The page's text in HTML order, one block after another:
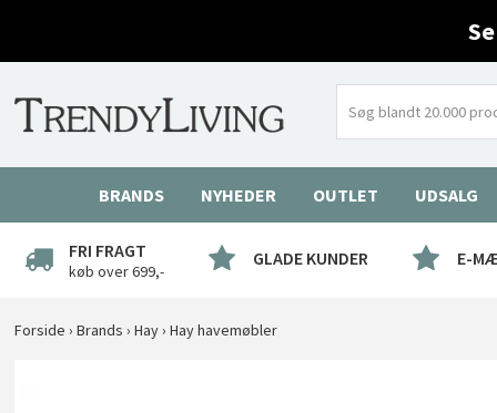
BRANDS NYHEDER OUTLET UDSALG
FRI FRAGT
køb over 699,-
GLADE KUNDER E-
Forside ›Brands ›Hay›Hay havemøbler